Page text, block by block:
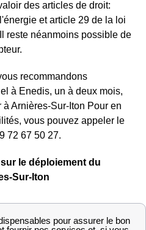
des articles de droit:
et article 29 de la loi
reste néanmoins possible de
recommandons
à Enedis, un à deux mois,
Arnières-Sur-Iton Pour en
vous pouvez appeler le
72 67 50 27.
le déploiement du
Sur-Iton